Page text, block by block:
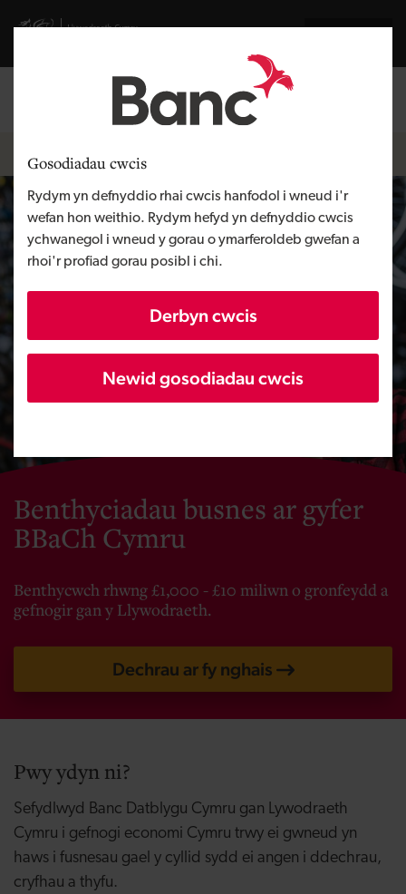
Gosodiadau cwcis
Rydym yn defnyddio rhai cwcis hanfodol i wneud i'r
wefan hon weithio. Rydym hefyd yn defnyddio cwcis
ychwanegol i wneud y gorau o ymarferoldeb gwefan a
rhoi'r profiad gorau posibl i chi.
Derbyn cwcis
Newid gosodiadau cwcis
Visit gov.wales website
Mewngofnodi
Breadcrumb
Hafan
Benthyciadau busnes ar gyfer
BBaCh Cymru
Benthycwch rhwng £1,000 - £10 miliwn o gronfeydd a
gefnogir gan y Llywodraeth.
Dechrau ar fy nghais
Pwy ydyn ni?
Sefydlwyd Banc Datblygu Cymru gan Lywodraeth
Cymru i gefnogi economi Cymru trwy ei gwneud yn
haws i fusnesau gael y cyllid sydd ei angen i ddechrau,
cryfhau a thyfu.